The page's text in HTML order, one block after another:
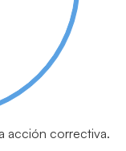
acción correctiva.